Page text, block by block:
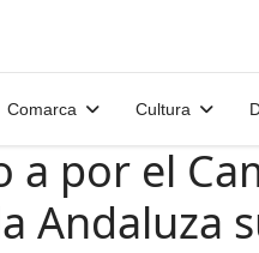
Comarca Cultura
a por el
Andaluza